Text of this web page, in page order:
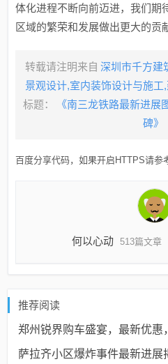
体化进程不断向前迈进，我们期
区域的繁荣和发展做出更大的贡
转载请注明来自 深圳市千方建
景观设计,室内装饰设计与施工
标题：
《南三龙铁路最新进展
碑》
百度分享代码，如果开启HTTPS请参
何以心动 513篇文章
推荐阅读
郑州锐界购车盛宴，最新优惠
萨拉齐小区爆炸事件最新进展